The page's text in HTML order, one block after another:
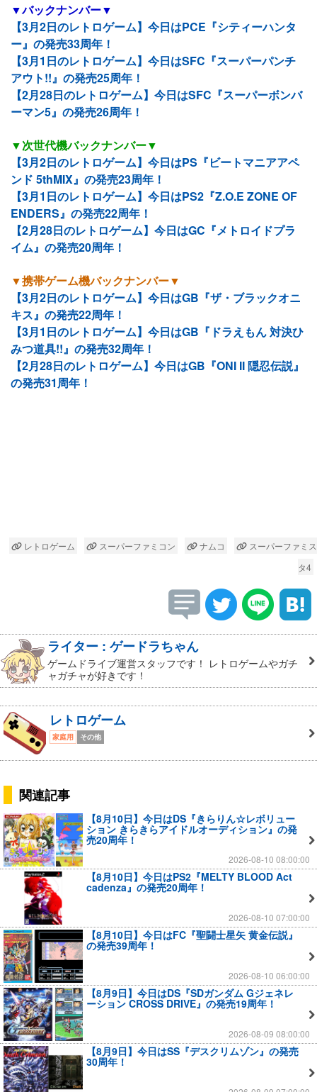
▼バックナンバー▼
【3月2日のレトロゲーム】今日はPCE『シティーハンタ
ー』の発売33周年！
【3月1日のレトロゲーム】今日はSFC『スーパーパンチ
アウト!!』の発売25周年！
【2月28日のレトロゲーム】今日はSFC『スーパーボンバ
ーマン5』の発売26周年！
▼次世代機バックナンバー▼
【3月2日のレトロゲーム】今日はPS『ビートマニアアペ
ンド 5thMIX』の発売23周年！
【3月1日のレトロゲーム】今日はPS2『Z.O.E ZONE OF
ENDERS』の発売22周年！
【2月28日のレトロゲーム】今日はGC『メトロイドプラ
イム』の発売20周年！
▼携帯ゲーム機バックナンバー▼
【3月2日のレトロゲーム】今日はGB『ザ・ブラックオニ
キス』の発売22周年！
【3月1日のレトロゲーム】今日はGB『ドラえもん 対決ひ
みつ道具!!』の発売32周年！
【2月28日のレトロゲーム】今日はGB『ONI II 隠忍伝説』
の発売31周年！
レトロゲーム スーパーファミコン ナムコ
スーパーファミス
タ4
ライター : ゲードラちゃん
ゲームドライブ運営スタッフです！ レトロゲームやガチ
ャガチャが好きです！
レトロゲーム
家庭用 その他
関連記事
【8月10日】今日はDS『きらりん☆レボリュー
ション きらきらアイドルオーディション』の発
売20周年！
2026-08-10 08:00:00
【8月10日】今日はPS2『MELTY BLOOD Act
cadenza』の発売20周年！
2026-08-10 07:00:00
【8月10日】今日はFC『聖闘士星矢 黄金伝説』
の発売39周年！
2026-08-10 06:00:00
【8月9日】今日はDS『SDガンダム Gジェネレ
ーション CROSS DRIVE』の発売19周年！
2026-08-09 08:00:00
【8月9日】今日はSS『デスクリムゾン』の発売
30周年！